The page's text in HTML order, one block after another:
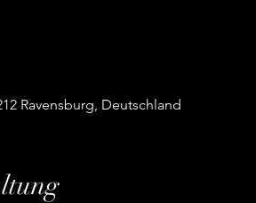
Ravensburg, Deutschland